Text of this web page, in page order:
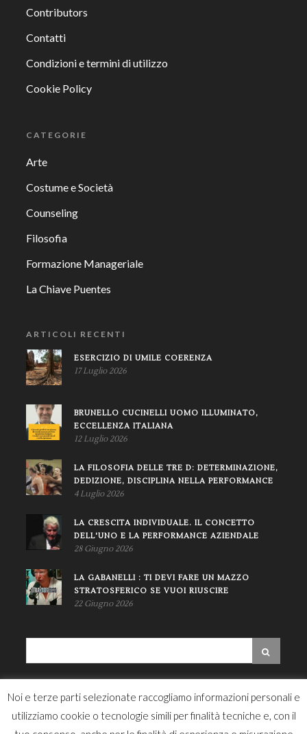
Contributors
Contatti
Condizioni e termini di utilizzo
Cookie Policy
CATEGORIE
Arte
Costume e Società
Counseling
Filosofia
Formazione Manageriale
La Chiave Puentes
ARTICOLI RECENTI
ESERCIZIO DI UMILE COERENZA
17 Luglio 2026
BRUNELLO CUCINELLI UOMO ILLUMINATO,
ECCELLENZA ITALIANA
12 Luglio 2026
LA FILOSOFIA DELLE TRE D: DETERMINAZIONE,
DEDIZIONE, DISCIPLINA NELLA PERFORMANCE
4 Luglio 2026
LA CRESCITA INDIVIDUALE. IL CONCETTO
DELL'UNO E LA PERFORMANCE AZIENDALE
28 Giugno 2026
LA GABANELLI : TI DEVI FARE UN MAZZO
STRATOSFERICO SE VUOI RIUSCIRE
22 Giugno 2026
NEWSLETTER
Noi e terze parti selezionate raccogliamo informazioni personali e
utilizziamo cookie o tecnologie simili per finalità tecniche e, con il